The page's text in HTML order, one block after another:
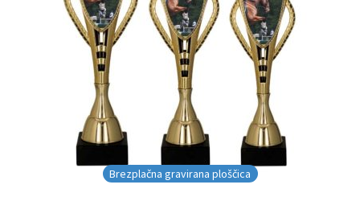
Brezplačna gravirana ploščica